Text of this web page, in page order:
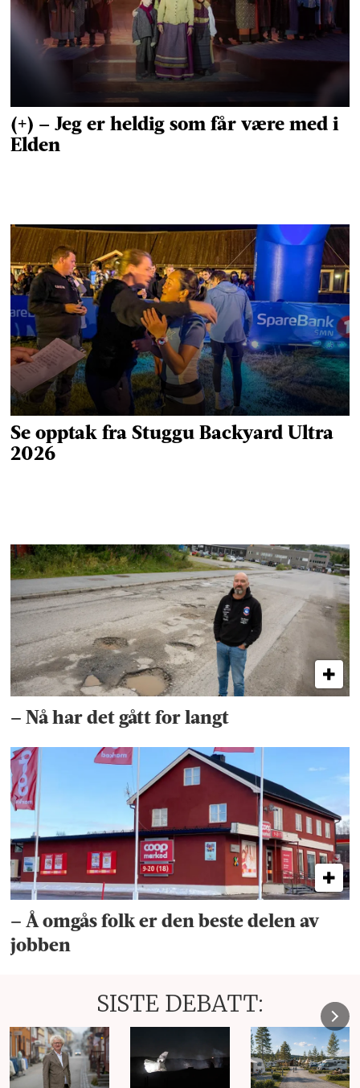
– Nå har det gått for langt
– Å omgås folk er den beste delen av
jobben
SISTE DEBATT: